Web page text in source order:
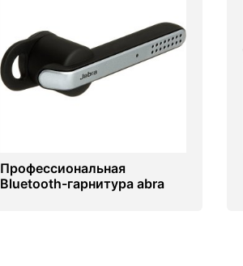
Профессиональная
Bluetooth-гарнитура abra